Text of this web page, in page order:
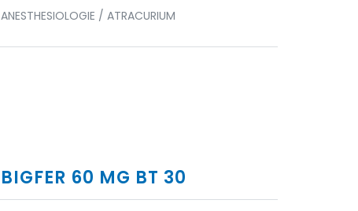
ANESTHESIOLOGIE / ATRACURIUM
BIGFER 60 MG BT 30